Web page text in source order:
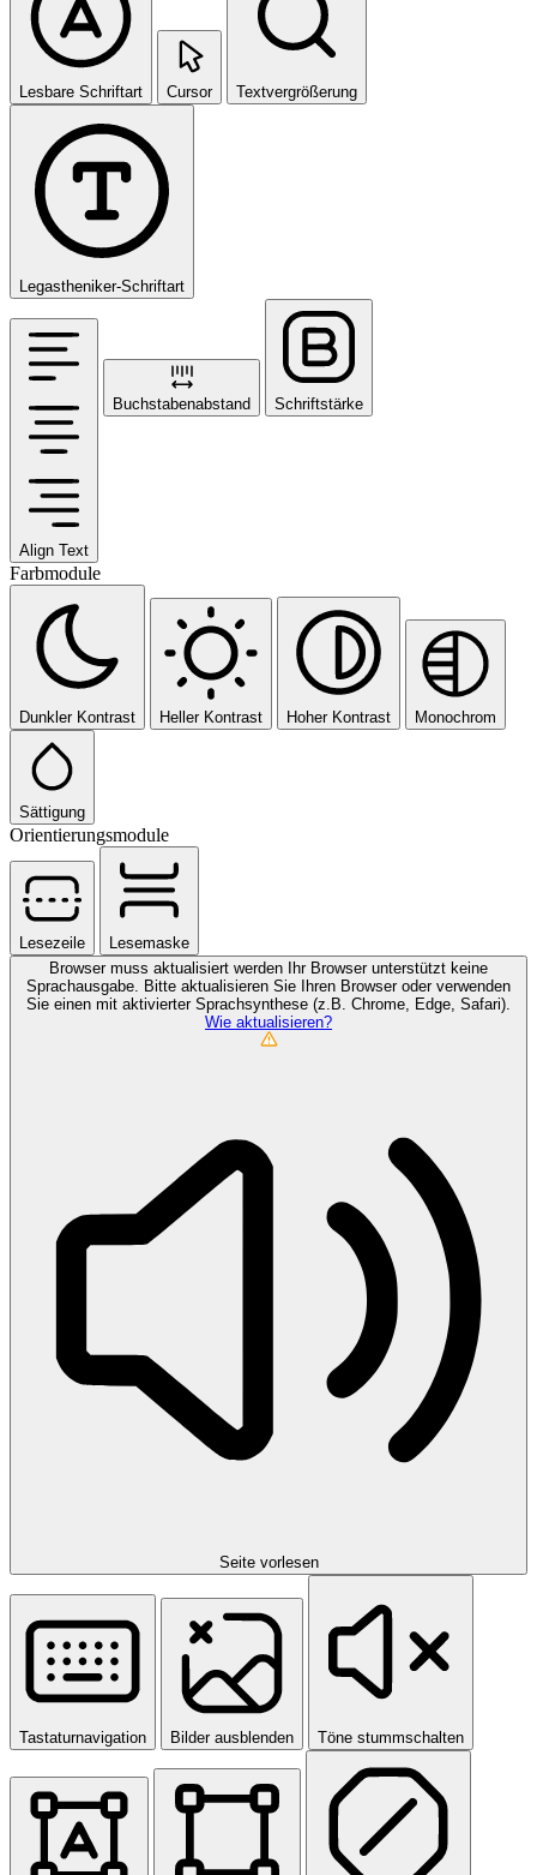
Lesbare Schriftart Cursor Textvergrößerung
Legastheniker-Schriftart
Align Text
Buchstabenabstand Schriftstärke
Farbmodule
Dunkler Kontrast Heller Kontrast Hoher Kontrast Monochrom
Sättigung
Orientierungsmodule
Lesezeile
Lesemaske
Browser muss aktualisiert werden
Ihr Browser unterstützt keine
Sprachausgabe. Bitte aktualisieren Sie Ihren Browser oder verwenden
Sie einen mit aktivierter Sprachsynthese (z.B. Chrome, Edge, Safari).
Wie aktualisieren?
Seite vorlesen
Tastaturnavigation Bilder ausblenden Töne stummschalten